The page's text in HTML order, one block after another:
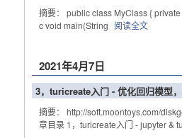
摘要： public class MyClass {
c void main(String 阅读全文
2021年4月7日
3，turicreate入门 - 优化回归模型
摘要： http://soft.moontoys.com/
章目录 1，turicreate入门 - jupyter &